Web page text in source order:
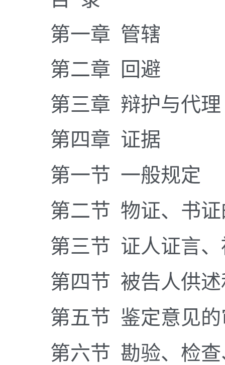
第一章 管辖
第二章 回避
第三章 辩护与代理
第四章 证据
第一节 一般规定
第二节 物证、书
第三节 证人证言
第四节 被告人供
第五节 鉴定意见
第六节 勘验、检